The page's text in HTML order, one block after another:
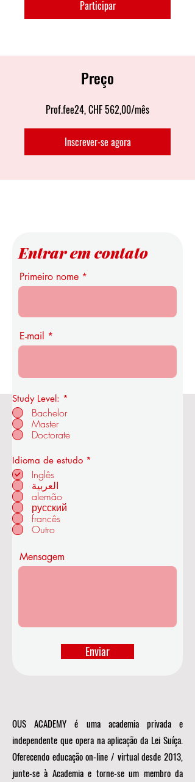
Participar
Preço
Prof.fee24, CHF 562,00/mês
Inscrever-se agora
Academia Real de Economia e
Tecnologia OUS
em ZÜRIQUE - SUÍÇA
OUS ACADEMY é uma academia privada e
independente que opera na aplicação da Lei Suíça.
Oferecendo educação on-line / virtual desde 2013,
junte-se à Academia e torne-se um membro da
Entrar em contato
Primeiro nome
E-mail
Study Level: *
Bachelor
Master
Doctorate
Idioma de estudo *
Inglês
العربية
alemão
русский
francês
Outro
Mensagem
Enviar